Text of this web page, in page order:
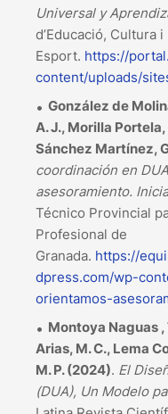
Universal y
d’Educació, Cultura i
Esport. https://
content/uploads/
González de
A. J., Morilla
Sánchez Martínez,
coordinación en
asesoramiento.
Técnico Provincial
Profesional de
Granada. https://
dpress.com/wp-
orientamos-
Montoya Naguas ,
Arias, M. C., Lema
M. P. (2024). El
(DUA), Un Modelo